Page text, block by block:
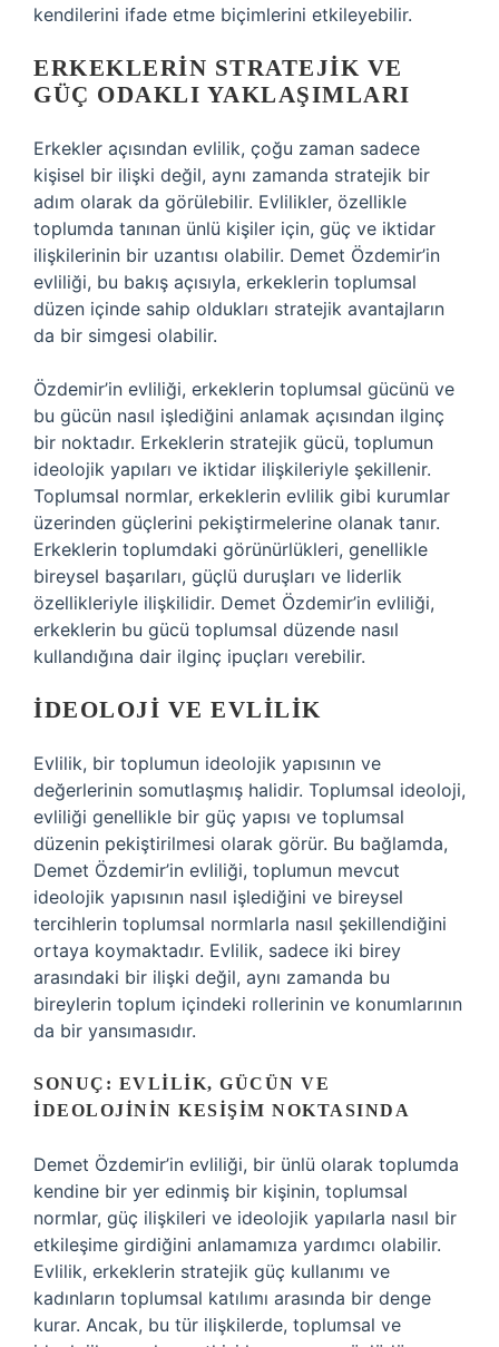
kendilerini ifade etme biçimlerini etkileyebilir.
ERKEKLERIN STRATEJIK VE
GÜÇ ODAKLI YAKLAŞIMLARI
Erkekler açısından evlilik, çoğu zaman sadece
kişisel bir ilişki değil, aynı zamanda stratejik bir
adım olarak da görülebilir. Evlilikler, özellikle
toplumda tanınan ünlü kişiler için, güç ve iktidar
ilişkilerinin bir uzantısı olabilir. Demet Özdemir’in
evliliği, bu bakış açısıyla, erkeklerin toplumsal
düzen içinde sahip oldukları stratejik avantajların
da bir simgesi olabilir.
Özdemir’in evliliği, erkeklerin toplumsal gücünü ve
bu gücün nasıl işlediğini anlamak açısından ilginç
bir noktadır. Erkeklerin stratejik gücü, toplumun
ideolojik yapıları ve iktidar ilişkileriyle şekillenir.
Toplumsal normlar, erkeklerin evlilik gibi kurumlar
üzerinden güçlerini pekiştirmelerine olanak tanır.
Erkeklerin toplumdaki görünürlükleri, genellikle
bireysel başarıları, güçlü duruşları ve liderlik
özellikleriyle ilişkilidir. Demet Özdemir’in evliliği,
erkeklerin bu gücü toplumsal düzende nasıl
kullandığına dair ilginç ipuçları verebilir.
İDEOLOJI VE EVLILIK
Evlilik, bir toplumun ideolojik yapısının ve
değerlerinin somutlaşmış halidir. Toplumsal ideoloji,
evliliği genellikle bir güç yapısı ve toplumsal
düzenin pekiştirilmesi olarak görür. Bu bağlamda,
Demet Özdemir’in evliliği, toplumun mevcut
ideolojik yapısının nasıl işlediğini ve bireysel
tercihlerin toplumsal normlarla nasıl şekillendiğini
ortaya koymaktadır. Evlilik, sadece iki birey
arasındaki bir ilişki değil, aynı zamanda bu
bireylerin toplum içindeki rollerinin ve konumlarının
da bir yansımasıdır.
SONUÇ: EVLILIK, GÜCÜN VE
İDEOLOJININ KESIŞIM NOKTASINDA
Demet Özdemir’in evliliği, bir ünlü olarak toplumda
kendine bir yer edinmiş bir kişinin, toplumsal
normlar, güç ilişkileri ve ideolojik yapılarla nasıl bir
etkileşime girdiğini anlamamıza yardımcı olabilir.
Evlilik, erkeklerin stratejik güç kullanımı ve
kadınların toplumsal katılımı arasında bir denge
kurar. Ancak, bu tür ilişkilerde, toplumsal ve